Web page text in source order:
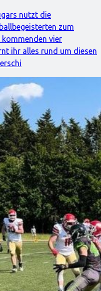
nutzt die
zum
vier
ihr alles rund um diesen